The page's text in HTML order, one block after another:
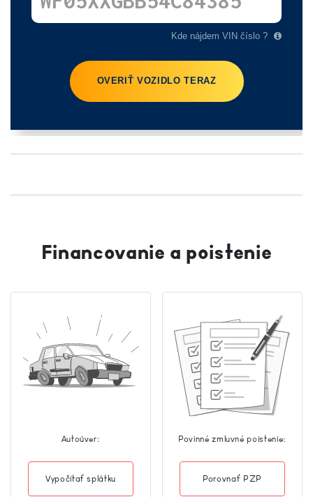
Financovanie a poistenie
Autoúver:
Vypočítať splátku
Povinné zmluvné poistenie:
Porovnať PZP